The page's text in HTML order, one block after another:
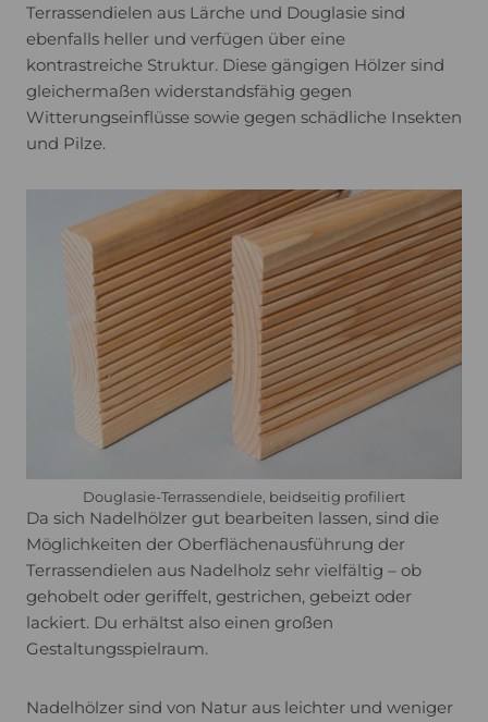
Terrassendielen aus Lärche und Douglasie sind
ebenfalls heller und verfügen über eine
kontrastreiche Struktur. Diese gängigen Hölzer sind
gleichermaßen widerstandsfähig gegen
Witterungseinflüsse sowie gegen schädliche Insekten
und Pilze.
Douglasie-Terrassendiele, beidseitig profiliert
Da sich Nadelhölzer gut bearbeiten lassen, sind die
Möglichkeiten der Oberflächenausführung der
Terrassendielen aus Nadelholz sehr vielfältig – ob
gehobelt oder geriffelt, gestrichen, gebeizt oder
lackiert. Du erhältst also einen großen
Gestaltungsspielraum.
Nadelhölzer sind von Natur aus leichter und weniger